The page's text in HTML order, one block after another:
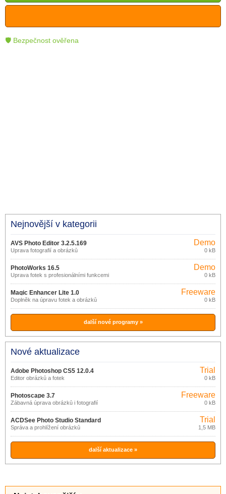
🛡 Bezpečnost ověřena
Nejnovější v kategorii
AVS Photo Editor 3.2.5.169
Úprava fotografií a obrázků
Demo
0 kB
PhotoWorks 16.5
Úprava fotek s profesionálními funkcemi
Demo
0 kB
Magic Enhancer Lite 1.0
Doplněk na úpravu fotek a obrázků
Freeware
0 kB
další nové programy »
Nové aktualizace
Adobe Photoshop CS5 12.0.4
Editor obrázků a fotek
Trial
0 kB
Photoscape 3.7
Zábavná úprava obrázků i fotografií
Freeware
0 kB
ACDSee Photo Studio Standard
2021
Správa a prohlížení obrázků
Trial
1,5 MB
další aktualizace »